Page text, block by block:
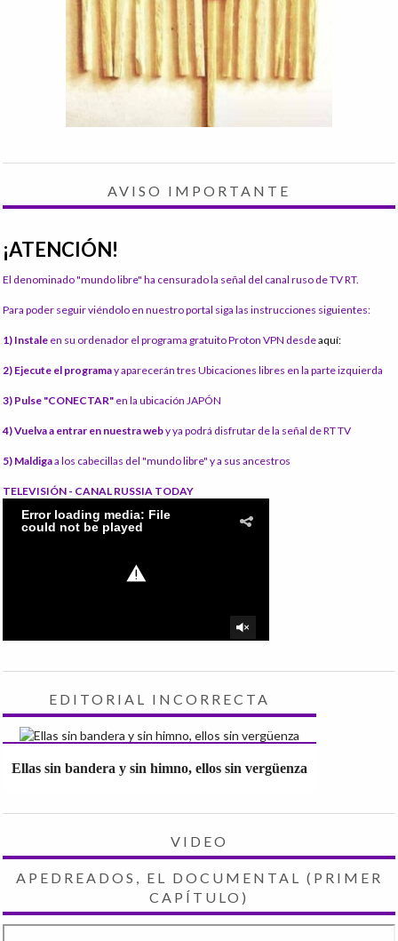
AVISO IMPORTANTE
¡ATENCIÓN!
El denominado "mundo libre" ha censurado la señal del canal ruso de TV RT.
Para poder seguir viéndolo en nuestro portal siga las instrucciones siguientes:
1) Instale en su ordenador el programa gratuito Proton VPN desdeaquí:
2) Ejecute el programay aparecerán tres Ubicaciones libres en la parte izquierda
3) Pulse "CONECTAR" en la ubicación JAPÓN
4) Vuelva a entrar en nuestra weby ya podrá disfrutar de la señal de RT TV
5) Maldigaa los cabecillas del "mundo libre" y a sus ancestros
TELEVISIÓN - CANAL RUSSIA TODAY
EDITORIAL INCORRECTA
Ellas sin bandera y sin himno, ellos sin vergüenza
VIDEO
APEDREADOS, EL DOCUMENTAL (PRIMER
CAPÍTULO)